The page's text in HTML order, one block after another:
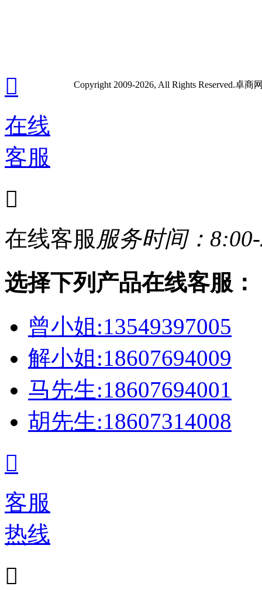
Copyright 2009-2026, All Rights Reserved.卓

在线
客服

在线客服服务时间：
选择下列产品在线客服：
曾小姐:13549397005
解小姐:18607694009
马先生:18607694001
胡先生:18607314008

客服
热线
